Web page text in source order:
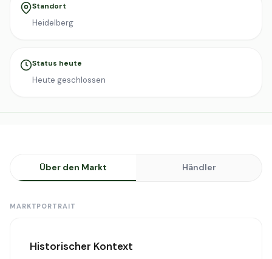
Standort
Heidelberg
Status heute
Heute geschlossen
Über den Markt Händler
MARKTPORTRAIT
Historischer Kontext